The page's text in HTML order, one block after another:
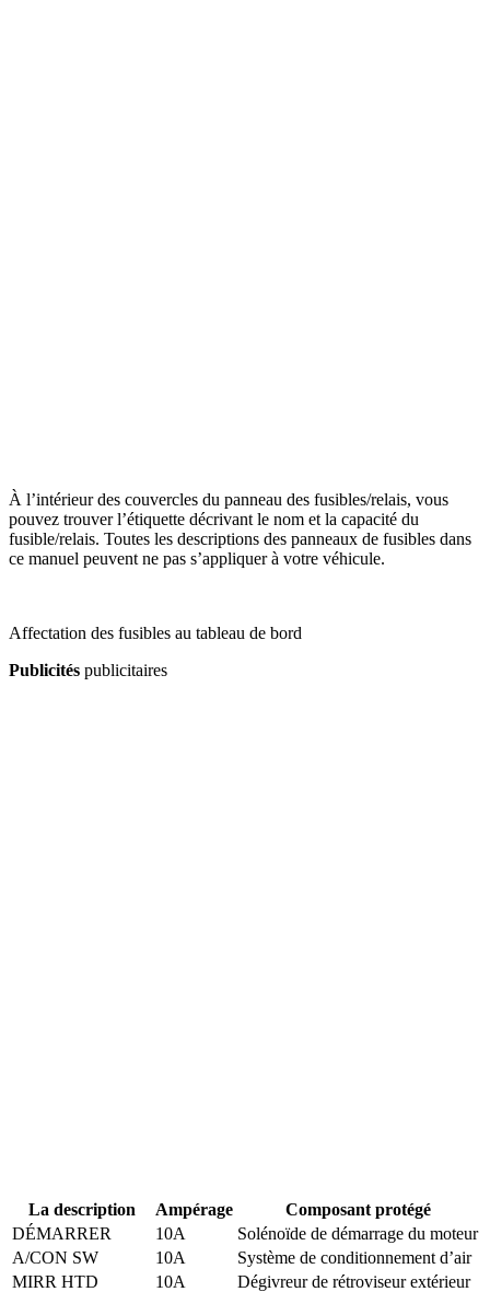
À l’intérieur des couvercles du panneau des fusibles/relais, vous
pouvez trouver l’étiquette décrivant le nom et la capacité du
fusible/relais. Toutes les descriptions des panneaux de fusibles dans
ce manuel peuvent ne pas s’appliquer à votre véhicule.
Affectation des fusibles au tableau de bord
Publicités publicitaires
La description Ampérage
Composant protégé
DÉMARRER
10A
Solénoïde de démarrage du moteur
A/CON SW
10A
Système de conditionnement d’air
MIRR HTD
10A
Dégivreur de rétroviseur extérieur